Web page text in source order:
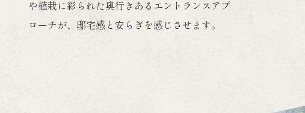
や植栽に彩られた奥行きあるエントランスアプ
ローチが、 邸宅感と安らぎを感じさせます。